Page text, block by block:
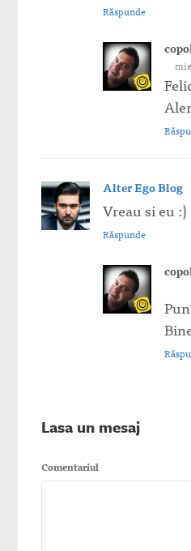
Răspunde
Alter Ego Blog
Vreau si eu :)
Răspunde
Lasa un mesaj
Comentariul